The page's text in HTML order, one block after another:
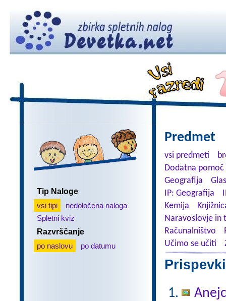
Tip Naloge
vsi tipi
nedoločena naloga
Spletni kviz
Razvrščanje
po naslovu
po datumu
Predmet
vsi predmeti
Dodatna
Geografija
IP: Geografija
Kemija
Naravoslovje in
Računalništvo
Učimo se učiti